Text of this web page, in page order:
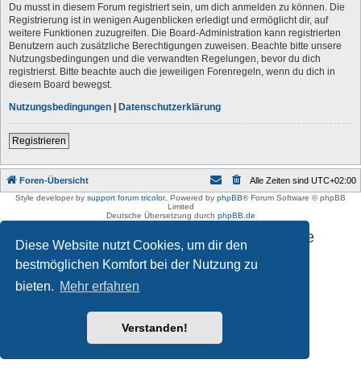
Diese Website nutzt Cookies, um dir den
bestmöglichen Komfort bei der Nutzung zu
bieten. Mehr erfahren
Verstanden!
Du musst in diesem Forum registriert sein, um dich anmelden zu können. Die
Registrierung ist in wenigen Augenblicken erledigt und ermöglicht dir, auf
weitere Funktionen zuzugreifen. Die Board-Administration kann registrierten
Benutzern auch zusätzliche Berechtigungen zuweisen. Beachte bitte unsere
Nutzungsbedingungen und die verwandten Regelungen, bevor du dich
registrierst. Bitte beachte auch die jeweiligen Forenregeln, wenn du dich in
diesem Board bewegst.
Nutzungsbedingungen | Datenschutzerklärung
Registrieren
Foren-Übersicht Alle Zeiten sind UTC+02:00
Style developer by support forum tricolor, Powered by phpBB® Forum Software © phpBB
Limited
Deutsche Übersetzung durch phpBB.de
Impressum und Datenschutzhinweise